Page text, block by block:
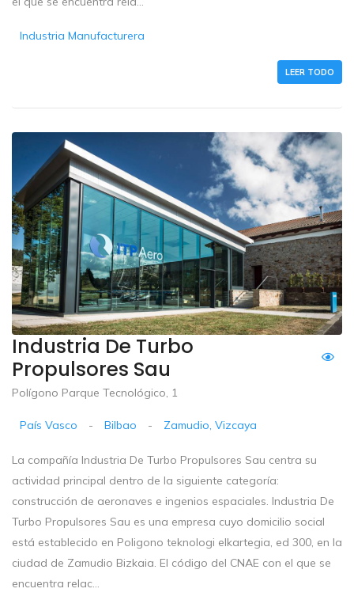
Industria Manufacturera
LEER TODO
Industria De Turbo
Propulsores Sau
Polígono Parque Tecnológico, 1
País Vasco - Bilbao - Zamudio, Vizcaya
La compañía Industria De Turbo Propulsores Sau centra su
actividad principal dentro de la siguiente categoría:
construcción de aeronaves e ingenios espaciales. Industria De
Turbo Propulsores Sau es una empresa cuyo domicilio social
está establecido en Poligono teknologi elkartegia, ed 300, en la
ciudad de Zamudio Bizkaia. El código del CNAE con el que se
encuentra relac...